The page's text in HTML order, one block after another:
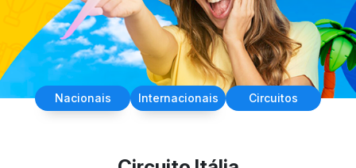
Nacionais Internacionais Circuitos